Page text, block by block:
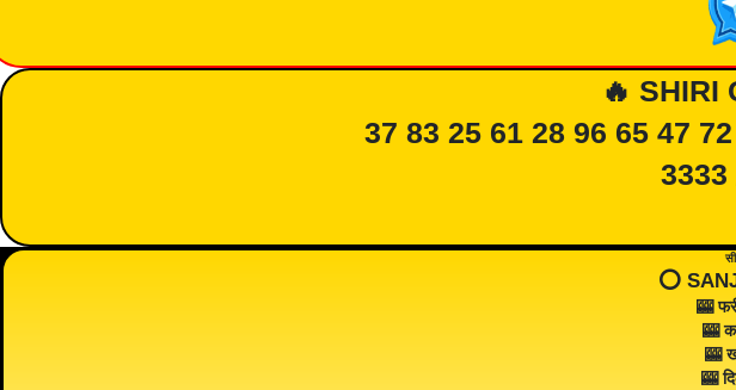
🔥 SHIRI
37 83 25 61 28 96 65 47
3333
⭕️
🎰
🎰
🎰
🎰